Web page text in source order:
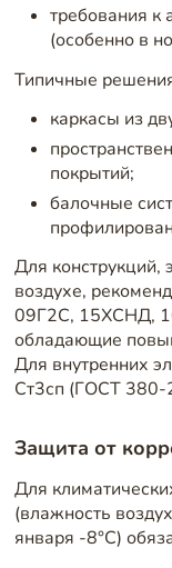
требования к
(особенно в
Типичные
каркасы из
покрытий;
балочные
Для конструкций,
воздухе,
09Г2С, 15ХСНД,
обладающие
Для внутренних
Ст3сп (ГОСТ 380-
Защита от
Для
(влажность
января -8°C)